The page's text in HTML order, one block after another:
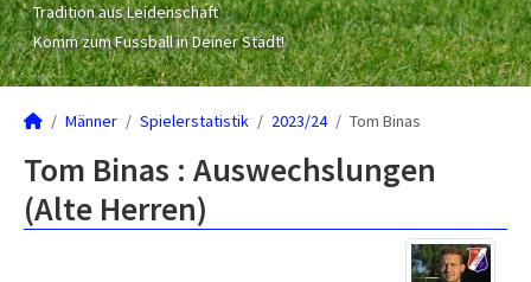
Tradition aus Leidenschaft
Komm zum Fussball in Deiner Stadt!
Männer Spielerstatistik 2023/24 Tom Binas
Tom Binas : Auswechslungen
(Alte Herren)